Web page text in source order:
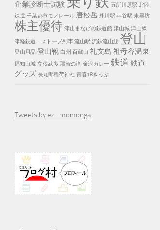
企業診断士試験
五所川原駅 北陸
鉄道 千葉都市モノレール 唐松岳 外川駅 幸谷駅 東尋坊
株主優待 津山まなびの鉄道館 津山城 津山線
津軽鉄道 ストーブ列車 流山駅 流鉄流山線 登山
登山用品 登山靴 白州 百蔵山 礼文島 祖母谷温泉
福知山城 立佞武多 那智の滝 金沢カレー 鉄道 鉄道
グッズ 長九郎稲荷神社 青春18きっぷ
Tweets by ez_momonga